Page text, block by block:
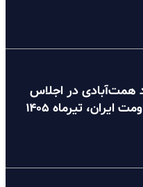
همت‌آبادی در اجلاس
ایران، تیرماه ۱۴۰۵